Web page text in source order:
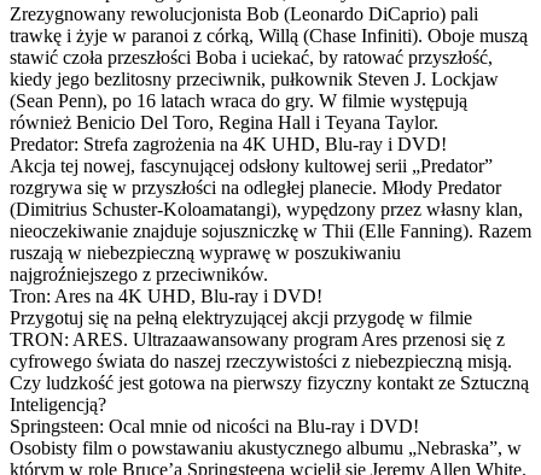
Zrezygnowany rewolucjonista Bob (Leonardo DiCaprio) pali
trawkę i żyje w paranoi z córką, Willą (Chase Infiniti). Oboje muszą
stawić czoła przeszłości Boba i uciekać, by ratować przyszłość,
kiedy jego bezlitosny przeciwnik, pułkownik Steven J. Lockjaw
(Sean Penn), po 16 latach wraca do gry. W filmie występują
również Benicio Del Toro, Regina Hall i Teyana Taylor.
Predator: Strefa zagrożenia na 4K UHD, Blu-ray i DVD!
Akcja tej nowej, fascynującej odsłony kultowej serii „Predator”
rozgrywa się w przyszłości na odległej planecie. Młody Predator
(Dimitrius Schuster-Koloamatangi), wypędzony przez własny klan,
nieoczekiwanie znajduje sojuszniczkę w Thii (Elle Fanning). Razem
ruszają w niebezpieczną wyprawę w poszukiwaniu
najgroźniejszego z przeciwników.
Tron: Ares na 4K UHD, Blu-ray i DVD!
Przygotuj się na pełną elektryzującej akcji przygodę w filmie
TRON: ARES. Ultrazaawansowany program Ares przenosi się z
cyfrowego świata do naszej rzeczywistości z niebezpieczną misją.
Czy ludzkość jest gotowa na pierwszy fizyczny kontakt ze Sztuczną
Inteligencją?
Springsteen: Ocal mnie od nicości na Blu-ray i DVD!
Osobisty film o powstawaniu akustycznego albumu „Nebraska”, w
którym w rolę Bruce’a Springsteena wcielił się Jeremy Allen White.